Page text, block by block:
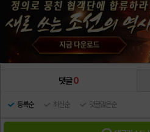
댓글0
등록순 최신순 댓글많은순